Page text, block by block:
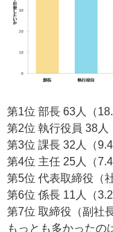
第1位 部長 63人（
第2位 執行役員 38人
第3位 課長 32人（
第4位 主任 25人（
第5位 代表取締役（
第6位 係長 11人（
第7位 取締役（副社
もっとも多かったの